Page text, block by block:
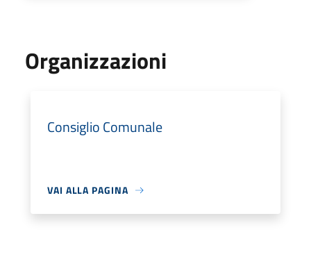
Organizzazioni
Consiglio Comunale
VAI ALLA PAGINA